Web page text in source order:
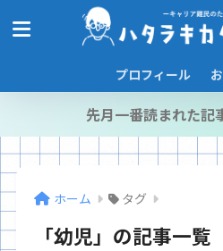
プロフィール
先月一番読まれた
ホーム タグ
「幼児」の記事一覧